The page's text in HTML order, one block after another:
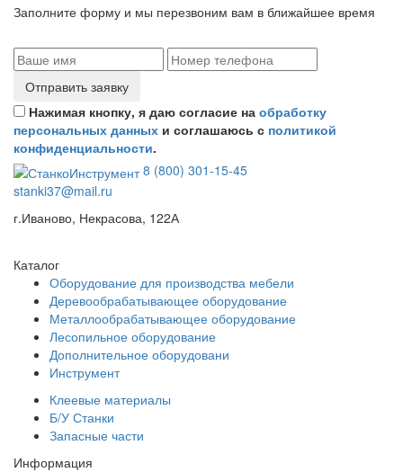
Заполните форму и мы перезвоним вам в ближайшее время
Отправить заявку
Нажимая кнопку, я даю согласие на обработку
персональных данных и соглашаюсь с политикой
конфиденциальности.
8 (800) 301-15-45
stanki37@mail.ru
г.Иваново, Некрасова, 122А
Каталог
Оборудование для производства мебели
Деревообрабатывающее оборудование
Металлообрабатывающее оборудование
Лесопильное оборудование
Дополнительное оборудовани
Инструмент
Клеевые материалы
Б/У Станки
Запасные части
Информация